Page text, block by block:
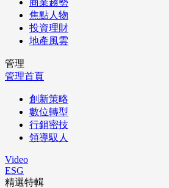
商業趨勢
焦點人物
投資理財
地產風雲
管理
管理首頁
創新策略
數位轉型
行銷密技
領導馭人
Video
ESG
精選特輯